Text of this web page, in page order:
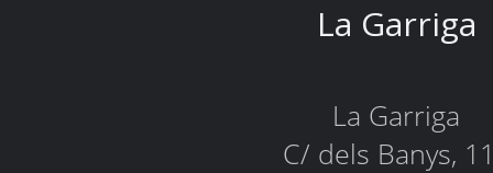
La Garriga
La Garriga
C/ dels Banys,